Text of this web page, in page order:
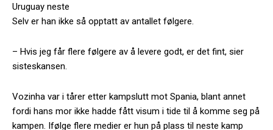
Uruguay neste
Selv er han ikke så opptatt av antallet følgere.
– Hvis jeg får flere følgere av å levere godt, er det fint, sier
sisteskansen.
Vozinha var i tårer etter kampslutt mot Spania, blant annet
fordi hans mor ikke hadde fått visum i tide til å komme seg på
kampen. Ifølge flere medier er hun på plass til neste kamp